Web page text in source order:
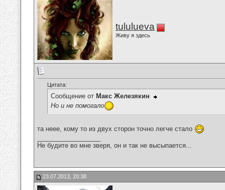
tululueva
Живу я здесь
Цитата:
Сообщение от Макс Железякин
Но и не помогало
та неее, кому то из двух сторон точно легче стало
Не будите во мне зверя, он и так не высыпается...
23.07.2013, 20:38